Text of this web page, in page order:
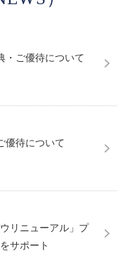
・ご優待について
優待について
リニューアル」プ
サポート